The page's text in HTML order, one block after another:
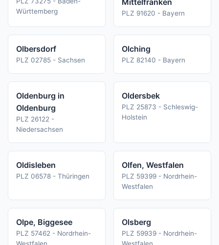
Württemberg
Mittelfranken
PLZ 91620 - Bayern
Olbersdorf
PLZ 02785 - Sachsen
Olching
PLZ 82140 - Bayern
Oldenburg in
Oldenburg
PLZ 26122 -
Niedersachsen
Oldersbek
PLZ 25873 - Schleswig-
Holstein
Oldisleben
PLZ 06578 - Thüringen
Olfen, Westfalen
PLZ 59399 - Nordrhein-
Westfalen
Olpe, Biggesee
PLZ 57462 - Nordrhein-
Olsberg
PLZ 59939 - Nordrhein-